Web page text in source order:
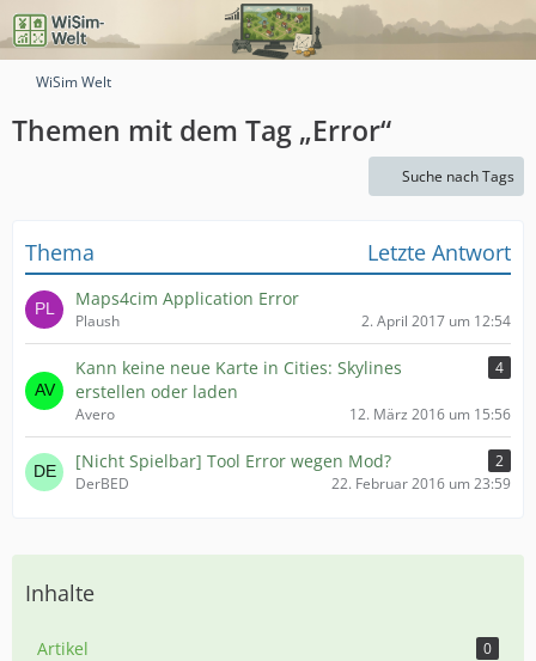
WiSim Welt
Themen mit dem Tag „Error“
Suche nach Tags
Thema Letzte Antwort
Maps4cim Application Error
Plaush 2. April 2017 um 12:54
Kann keine neue Karte in Cities: Skylines
erstellen oder laden
4
Avero 12. März 2016 um 15:56
[Nicht Spielbar] Tool Error wegen Mod?
2
DerBED
22. Februar 2016 um 23:59
Inhalte
Artikel 0